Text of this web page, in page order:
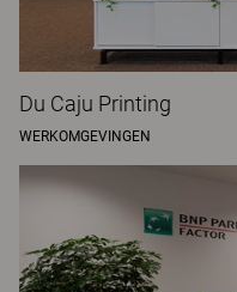
Du Caju Printing
WERKOMGEVINGEN